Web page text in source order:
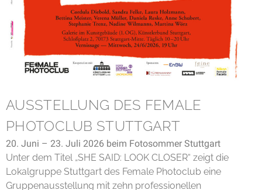
AUSSTELLUNG DES FEMALE
PHOTOCLUB STUTTGART
20. Juni – 23. Juli 2026 beim Fotosommer Stuttgart
Unter dem Titel „SHE SAID: LOOK CLOSER“ zeigt die
Lokalgruppe Stuttgart des Female Photoclub eine
Gruppenausstellung mit zehn professionellen